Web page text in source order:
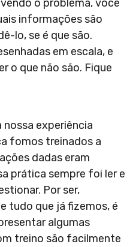
o problema, você
informações são
lo, se é que são.
em escala, e
o que não são. Fique
nossa experiência
fomos treinados a
dadas eram
prática sempre foi ler e
Por ser,
tudo que já fizemos, é
algumas
treino são facilmente